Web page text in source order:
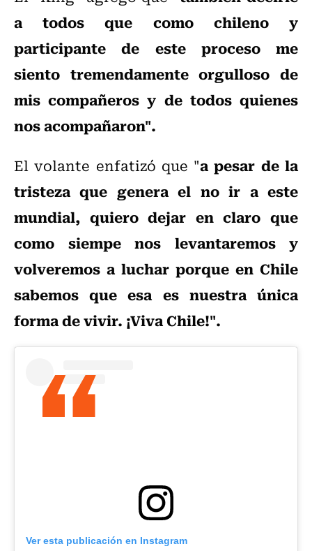
a todos que como chileno y
participante de este proceso me
siento tremendamente orgulloso de
mis compañeros y de todos quienes
nos acompañaron".
El volante enfatizó que "a pesar de la
tristeza que genera el no ir a este
mundial, quiero dejar en claro que
como siempe nos levantaremos y
volveremos a luchar porque en Chile
sabemos que esa es nuestra única
forma de vivir. ¡Viva Chile!".
Ver esta publicación en Instagram